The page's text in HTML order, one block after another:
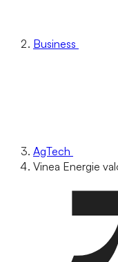
Business
AgTech
Vinea Energie